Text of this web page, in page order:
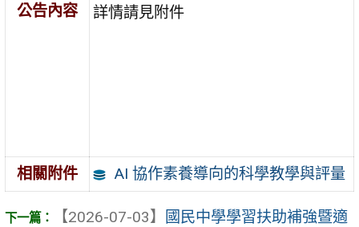
公告內容
詳情請見附件
相關附件 AI 協作素養導向的科學教學與評量
【2026-07-03】
國民中學學習扶助補強暨適